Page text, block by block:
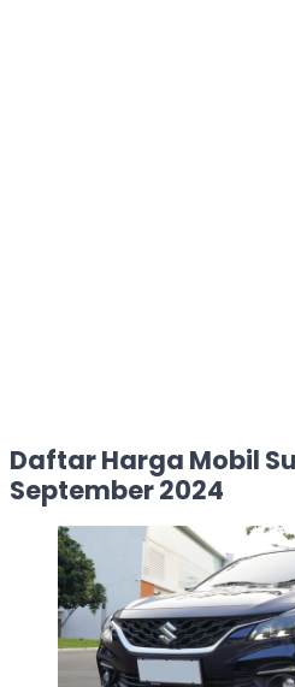
Daftar Harga Mobil
September 2024